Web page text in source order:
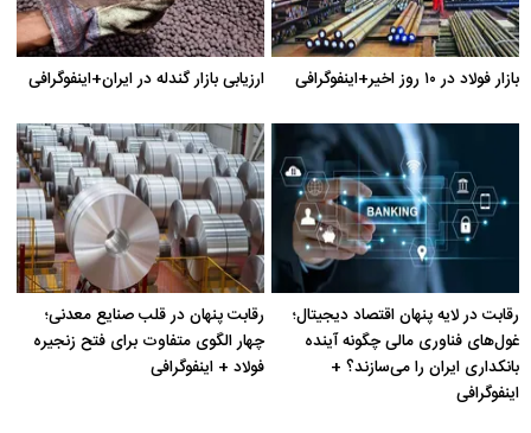
بازار فولاد در ۱۰ روز اخیر+اینفوگرافی ارزیابی بازار گندله در ایران+اینفوگرافی
رقابت در لایه پنهان اقتصاد دیجیتال؛
غول‌های فناوری مالی چگونه آینده
بانکداری ایران را می‌سازند؟ +
اینفوگرافی
رقابت پنهان در قلب صنایع معدنی؛
چهار الگوی متفاوت برای فتح زنجیره
فولاد + اینفوگرافی